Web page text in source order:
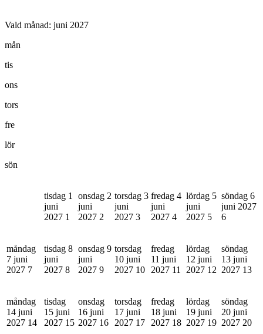
Vald månad: juni 2027
mån
tis
ons
tors
fre
lör
sön
tisdag 1
juni
2027 1
onsdag 2
juni
2027 2
torsdag 3
juni
2027 3
fredag 4
juni
2027 4
lördag 5
juni
2027 5
söndag 6
juni 2027
6
måndag
7 juni
2027 7
tisdag 8
juni
2027 8
onsdag 9
juni
2027 9
torsdag
10 juni
2027 10
fredag
11 juni
2027 11
lördag
12 juni
2027 12
söndag
13 juni
2027 13
måndag
14 juni
2027 14
tisdag
15 juni
2027 15
onsdag
16 juni
2027 16
torsdag
17 juni
2027 17
fredag
18 juni
2027 18
lördag
19 juni
2027 19
söndag
20 juni
2027 20